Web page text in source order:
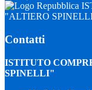
"ALTIERO
Contatti
ISTITUTO
SPINELLI"